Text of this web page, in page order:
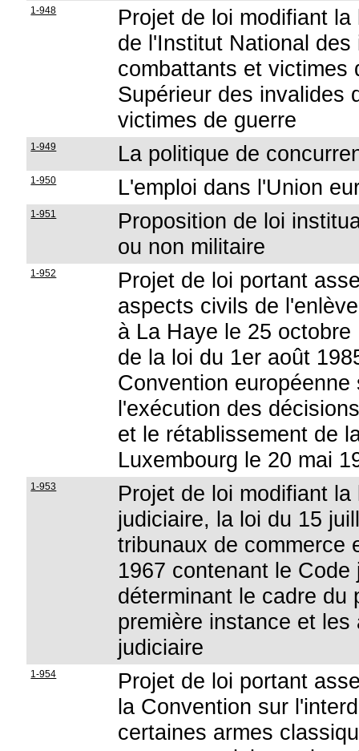
1-948
Projet de loi modifiant
de l'Institut National
combattants et victimes
Supérieur des invalides
victimes de guerre
1-949 La politique de
1-950 L'emploi dans l'Union
1-951
Proposition de loi
ou non militaire
1-952
Projet de loi portant
aspects civils de
à La Haye le 25
de la loi du 1er août
Convention
l'exécution des
et le rétablissement de
Luxembourg le 20 mai
1-953
Projet de loi modifiant
judiciaire, la loi du 15
tribunaux de commerce
1967 contenant le
déterminant le cadre du
première instance et
judiciaire
1-954
Projet de loi portant
la Convention sur
certaines armes